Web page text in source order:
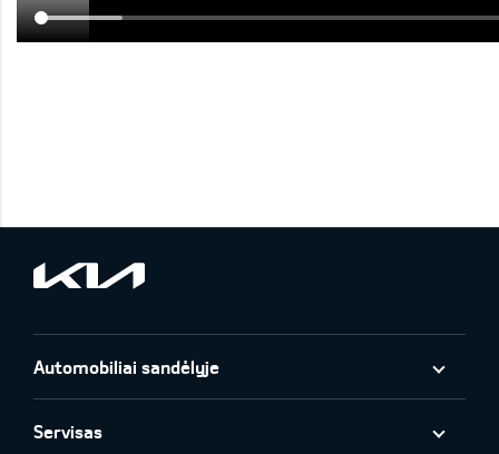
Automobiliai sandėlyje
Servisas